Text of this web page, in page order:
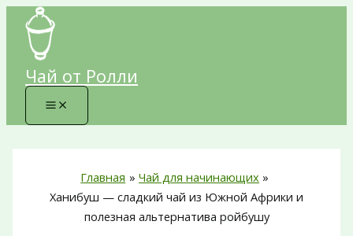
Перейти
содержимому
Чай от Ролли
Главная
Чай для начинающих
Ханибуш — сладкий чай из Южной Африки и
полезная альтернатива ройбушу